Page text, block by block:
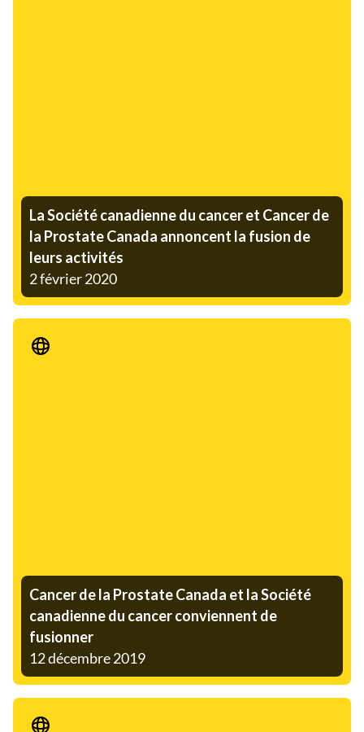
La Société canadienne du cancer et Cancer de
la Prostate Canada annoncent la fusion de
leurs activités
2 février 2020
Communiqué de presse
Cancer de la Prostate Canada et la Société
canadienne du cancer conviennent de
fusionner
12 décembre 2019